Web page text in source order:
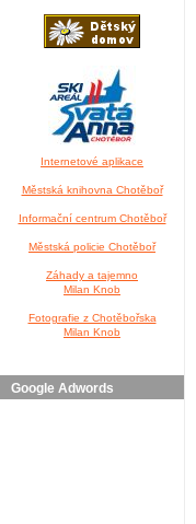
Internetové aplikace
Městská knihovna Chotěboř
Informační centrum Chotěboř
Městská policie Chotěboř
Záhady a tajemno
Milan Knob
Fotografie z Chotěbořska
Milan Knob
Google Adwords